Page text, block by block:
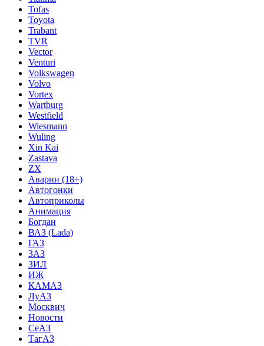
Tofas
Toyota
Trabant
TVR
Vector
Venturi
Volkswagen
Volvo
Vortex
Wartburg
Westfield
Wiesmann
Wuling
Xin Kai
Zastava
ZX
Аварии (18+)
Автогонки
Автоприколы
Анимация
Богдан
ВАЗ (Lada)
ГАЗ
ЗАЗ
ЗИЛ
ИЖ
КАМАЗ
ЛуАЗ
Москвич
Новости
СеАЗ
ТагАЗ